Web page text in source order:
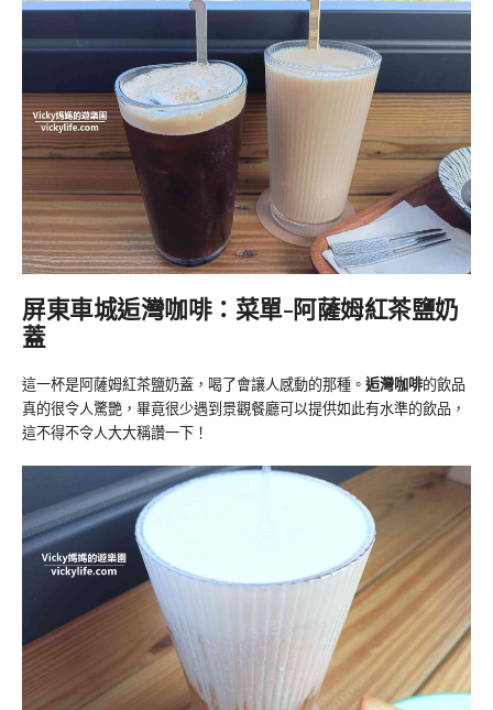
屏東車城逅灣咖啡：菜單-阿薩姆紅茶鹽奶
蓋
這一杯是阿薩姆紅茶鹽奶蓋，喝了會讓人感動的那種。 逅灣咖啡的飲品
真的很令人驚艷，畢竟很少遇到景觀餐廳可以提供如此有水準的飲品，
這不得不令人大大稱讚一下！